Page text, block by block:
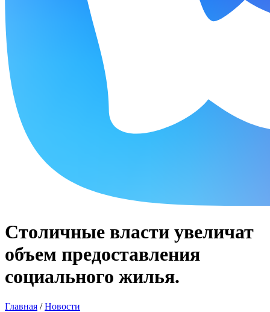
Столичные власти увеличат
объем предоставления
социального жилья.
Главная /Новости